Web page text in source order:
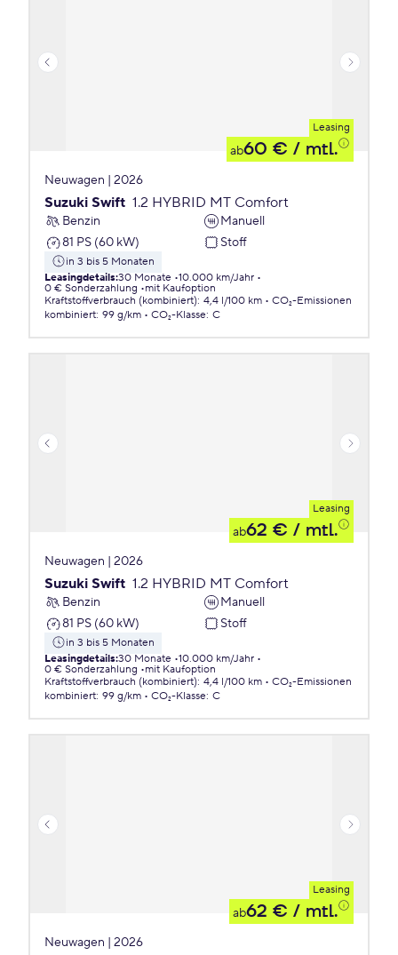
Leasing
ab60 € / mtl.
Neuwagen | 2026
Suzuki Swift 1.2 HYBRID MT Comfort
Benzin
Manuell
81 PS (60 kW)
Stoff
in 3 bis 5 Monaten
Leasingdetails:30 Monate 10.000 km/Jahr
0 € Sonderzahlung
mit Kaufoption
Kraftstoffverbrauch (kombiniert): 4,4 l/100 km
CO₂-Emissionen
kombiniert: 99 g/km CO₂-Klasse: C
Leasing
ab62 € / mtl.
Neuwagen | 2026
Suzuki Swift 1.2 HYBRID MT Comfort
Benzin
Manuell
81 PS (60 kW)
Stoff
in 3 bis 5 Monaten
Leasingdetails:30 Monate 10.000 km/Jahr
0 € Sonderzahlung
mit Kaufoption
Kraftstoffverbrauch (kombiniert): 4,4 l/100 km
CO₂-Emissionen
kombiniert: 99 g/km CO₂-Klasse: C
Leasing
ab62 € / mtl.
Neuwagen | 2026